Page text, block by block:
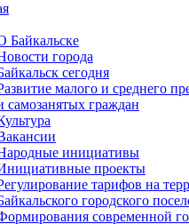
Байкальске
города
сегодня
малого и среднего
самозанятых граждан
инициативы
проекты
тарифов на
городского
современной